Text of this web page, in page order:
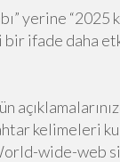
yerine “2025
bir ifade daha
kelimeleri
wide-web